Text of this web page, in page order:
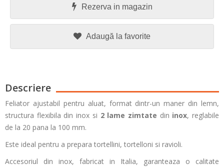
Rezerva in magazin
Adaugă la favorite
Descriere
Feliator ajustabil pentru aluat, format dintr-un maner din lemn,
structura flexibila din inox si 2 lame zimtate din inox, reglabile
de la 20 pana la 100 mm.
Este ideal pentru a prepara tortellini, tortelloni si ravioli.
Accesoriul din inox, fabricat in Italia, garanteaza o calitate